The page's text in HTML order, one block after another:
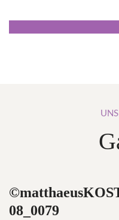
08_0079